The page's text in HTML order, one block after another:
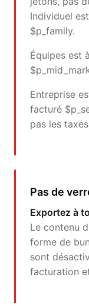
Individuel
$p_family.
Équipes est
Entreprise
facturé
pas les
Pas de
Exportez à
Le contenu
forme de
sont
facturation